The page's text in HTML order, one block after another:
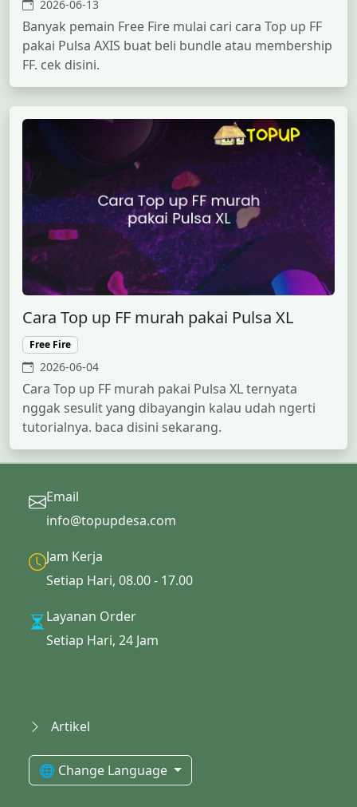
2026-06-13
Banyak pemain Free Fire mulai cari cara Top up FF
pakai Pulsa AXIS buat beli bundle atau membership
FF. cek disini.
Cara Top up FF murah pakai Pulsa XL
Free Fire
2026-06-04
Cara Top up FF murah pakai Pulsa XL ternyata
nggak sesulit yang dibayangin kalau udah ngerti
tutorialnya. baca disini sekarang.
Email
info@topupdesa.com
Jam Kerja
Setiap Hari, 08.00 - 17.00
Layanan Order
Setiap Hari, 24 Jam
Artikel
🌐 Change Language